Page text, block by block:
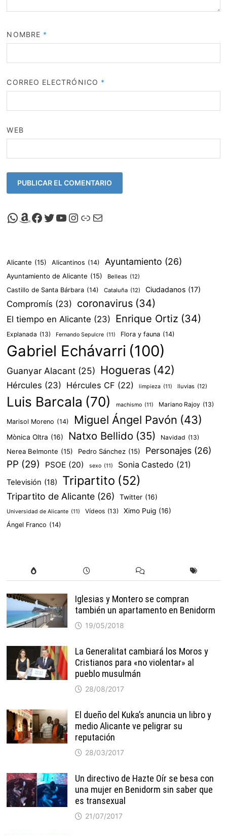
NOMBRE *
CORREO ELECTRÓNICO *
WEB
Canal de Whatsapp de Viscalacant
Comprar en Amazon
Facebook de Viscalacant
Twitter de Viscalacant
Canal de Youtube de Viscalacant
Instagram de Viscalacant
Viscalacant en Polkaverse
Correo electrónico
Alicante (15) Alicantinos (14) Ayuntamiento (26)
Ayuntamiento de Alicante (15) Belleas (12)
Castillo de Santa Bárbara (14) Cataluña (12) Ciudadanos (17)
Compromís (23) coronavirus (34)
El tiempo en Alicante (23) Enrique Ortiz (34)
Explanada (13) Fernando Sepulcre (11) Flora y fauna (14)
Gabriel Echávarri (100)
Guanyar Alacant (25) Hogueras (42)
Hércules (23) Hércules CF (22) limpieza (11) lluvias (12)
Luis Barcala (70) machismo (11) Mariano Rajoy (13)
Marisol Moreno (14) Miguel Ángel Pavón (43)
Mònica Oltra (16) Natxo Bellido (35) Navidad (13)
Nerea Belmonte (15) Pedro Sánchez (15) Personajes (26)
PP (29) PSOE (20) sexo (11) Sonia Castedo (21)
Televisión (18) Tripartito (52)
Tripartito de Alicante (26) Twitter (16)
Universidad de Alicante (11) Vídeos (13) Ximo Puig (16)
Ángel Franco (14)
Iglesias y Montero se compran
también un apartamento en Benidorm
19/05/2018
La Generalitat cambiará los Moros y
Cristianos para «no violentar» al
pueblo musulmán
28/08/2017
El dueño del Kuka’s anuncia un libro y
medio Alicante ve peligrar su
reputación
28/03/2017
Un directivo de Hazte Oír se besa con
una mujer en Benidorm sin saber que
es transexual
21/07/2017